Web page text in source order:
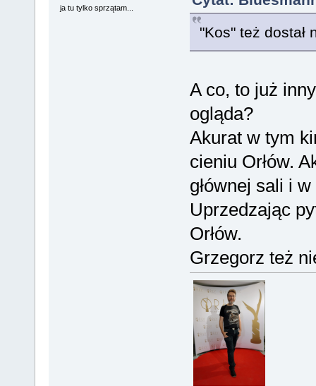
ja tu tylko sprzątam...
"Kos" też
A co, to już
ogląda?
Akurat w tym
cieniu Orłów.
głównej sali i
Uprzedzając
Orłów.
Grzegorz też